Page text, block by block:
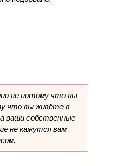
не потому что вы
что вы живёте в
ваши собственные
не кажутся вам